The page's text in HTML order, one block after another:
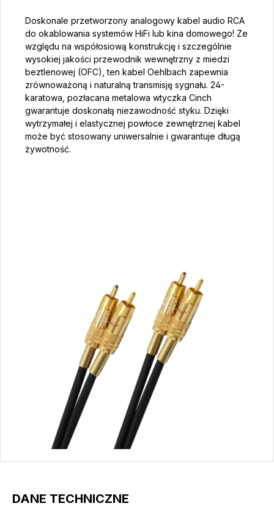
Doskonale przetworzony analogowy kabel audio RCA
do okablowania systemów HiFi lub kina domowego! Ze
względu na współosiową konstrukcję i szczególnie
wysokiej jakości przewodnik wewnętrzny z miedzi
beztlenowej (OFC), ten kabel Oehlbach zapewnia
zrównoważoną i naturalną transmisję sygnału. 24-
karatowa, pozłacana metalowa wtyczka Cinch
gwarantuje doskonałą niezawodność styku. Dzięki
wytrzymałej i elastycznej powłoce zewnętrznej kabel
może być stosowany uniwersalnie i gwarantuje długą
żywotność.
DANE TECHNICZNE